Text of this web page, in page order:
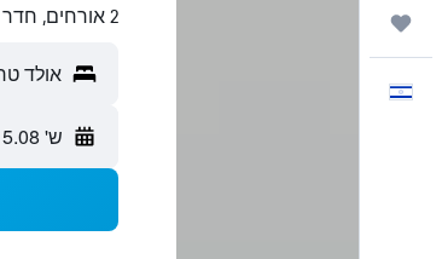
2 אורחים, חדר 1
ש' 15.08